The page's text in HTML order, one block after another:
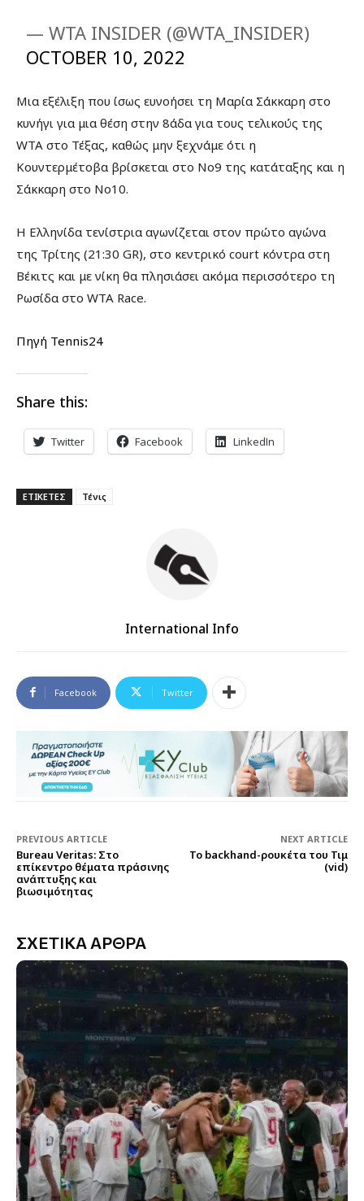
— WTA INSIDER (@WTA_INSIDER)
OCTOBER 10, 2022
Μια εξέλιξη που ίσως ευνοήσει τη Μαρία Σάκκαρη στο
κυνήγι για μια θέση στην 8άδα για τους τελικούς της
WTA στο Τέξας, καθώς μην ξεχνάμε ότι η
Κουντερμέτοβα βρίσκεται στο Νο9 της κατάταξης και η
Σάκκαρη στο Νο10.
Η Ελληνίδα τενίστρια αγωνίζεται στον πρώτο αγώνα
της Τρίτης (21:30 GR), στο κεντρικό court κόντρα στη
Βέκιτς και με νίκη θα πλησιάσει ακόμα περισσότερο τη
Ρωσίδα στο WTA Race.
Πηγή Tennis24
Share this:
Twitter Facebook LinkedIn
ΕΤΙΚΕΤΕΣ Τένις
International Info
Facebook Twitter
PREVIOUS ARTICLE
Bureau Veritas: Στο
επίκεντρο θέματα πράσινης
ανάπτυξης και
βιωσιμότητας
NEXT ARTICLE
Το backhand-ρουκέτα του Τιμ
(vid)
ΣΧΕΤΙΚΑ ΑΡΘΡΑ